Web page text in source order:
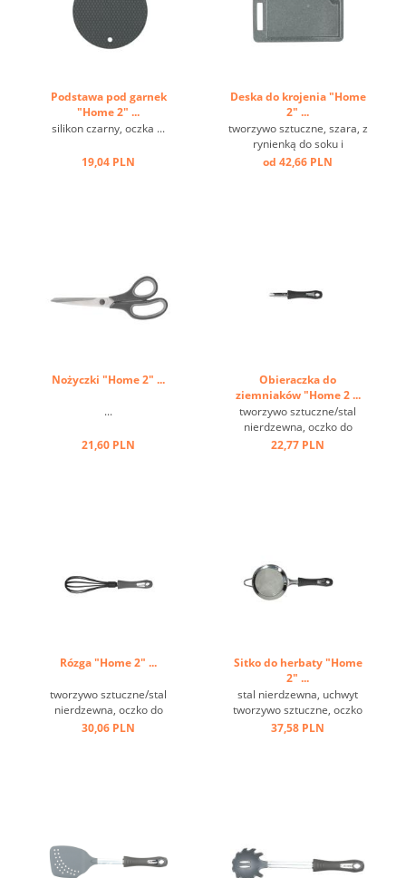
Podstawa pod garnek
"Home 2" ...
silikon czarny, oczka ...
19,04 PLN
Deska do krojenia "Home
2" ...
tworzywo sztuczne, szara, z
rynienką do soku i
uchwytem ...
od 42,66 PLN
Nożyczki "Home 2" ...
...
21,60 PLN
Obieraczka do
ziemniaków "Home 2 ...
tworzywo sztuczne/stal
nierdzewna, oczko do
zawieszania ...
22,77 PLN
Rózga "Home 2" ...
tworzywo sztuczne/stal
nierdzewna, oczko do
zawieszenia, czarna ...
30,06 PLN
Sitko do herbaty "Home
2" ...
stal nierdzewna, uchwyt
tworzywo sztuczne, oczko
do zawieszania, haczyk ...
37,58 PLN